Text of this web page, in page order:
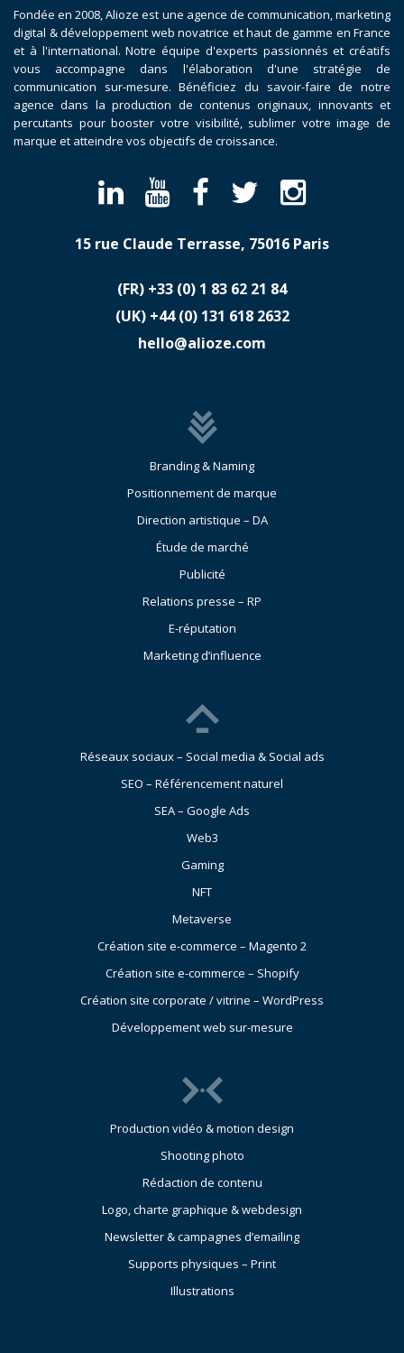
Fondée en 2008, Alioze est une agence de communication, marketing
digital & développement web novatrice et haut de gamme en France
et à l'international. Notre équipe d'experts passionnés et créatifs
vous accompagne dans l'élaboration d'une stratégie de
communication sur-mesure. Bénéficiez du savoir-faire de notre
agence dans la production de contenus originaux, innovants et
percutants pour booster votre visibilité, sublimer votre image de
marque et atteindre vos objectifs de croissance.
15 rue Claude Terrasse, 75016 Paris
(FR) ​+33 (0) 1 83 62 21 84
(UK) ​+44 (0) 131 618 2632
hello@alioze.com
Branding & Naming
Positionnement de marque
Direction artistique – DA
Étude de marché
Publicité
Relations presse – RP
E-réputation
Marketing d’influence
Réseaux sociaux – Social media & Social ads
SEO – Référencement naturel
SEA – Google Ads
Web3
Gaming
NFT
Metaverse
Création site e-commerce – Magento 2
Création site e-commerce – Shopify
Création site corporate / vitrine – WordPress
Développement web sur-mesure
Production vidéo & motion design
Shooting photo
Rédaction de contenu
Logo, charte graphique & webdesign
Newsletter & campagnes d’emailing
Supports physiques – Print
Illustrations